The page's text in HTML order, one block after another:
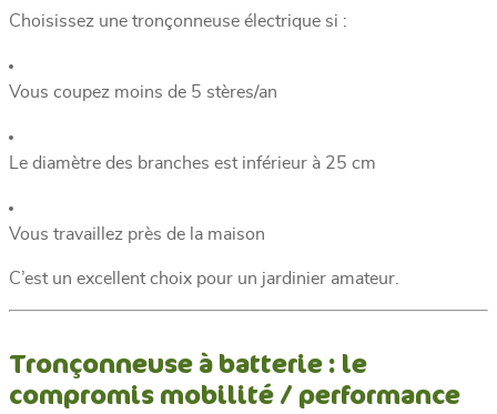
Choisissez une tronçonneuse électrique si :
Vous coupez moins de 5 stères/an
Le diamètre des branches est inférieur à 25 cm
Vous travaillez près de la maison
C’est un excellent choix pour un jardinier amateur.
Tronçonneuse à batterie : le
compromis mobilité / performance